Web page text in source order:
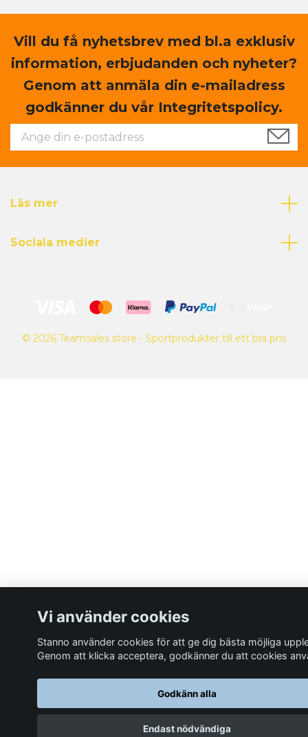
Vill du få nyhetsbrev med bl.a exklusiv
information, erbjudanden och nyheter?
Genom att anmäla din e-mailadress
godkänner du vår Integritetspolicy.
Läs mer
Sociala medier
© 2026 Teamsales store - Sportprodukter till ett bra pris
Vi använder cookies
Stanno använder cookies för att ge dig bästa möjliga
Genom att klicka acceptera, godkänner du att cookies
Godkänn alla
Endast nödvändiga